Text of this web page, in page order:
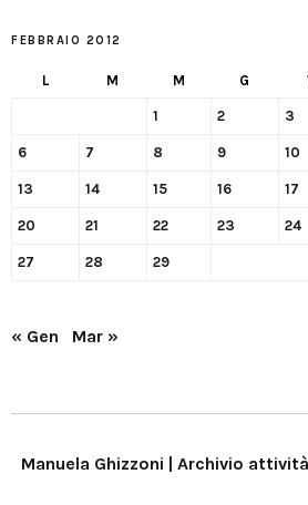
FEBBRAIO 2012
L M M G
1 2 3
6 7 8 9 10
13 14 15 16 17
20 21 22 23 24
27 28 29
« Gen Mar »
Manuela Ghizzoni | Archivio